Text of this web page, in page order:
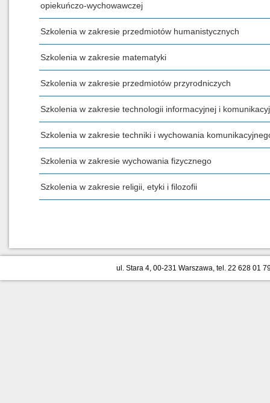
opiekuńczo-wychowawczej
Szkolenia w zakresie przedmiotów humanistycznych
Szkolenia w zakresie matematyki
Szkolenia w zakresie przedmiotów przyrodniczych
Szkolenia w zakresie technologii informacyjnej i
Szkolenia w zakresie techniki i wychowania
Szkolenia w zakresie wychowania fizycznego
Szkolenia w zakresie religii, etyki i filozofii
ul. Stara 4, 00-231 Warszawa, tel. 22 628 01